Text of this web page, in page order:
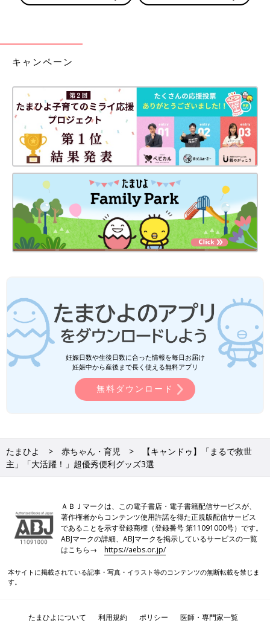
キャンペーン
妊娠日数や生後日数に合った情報を毎日お届け
妊娠中から産後まで長く使える無料アプリ
無料ダウンロード
たまひよ 赤ちゃん・育児
【キャンドゥ】「まるで救世
主」「大活躍！」超優秀便利グッズ3選
ＡＢＪマークは、この電子書店・電子書籍配信サービスが、
著作権者からコンテンツ使用許諾を得た正規版配信サービス
であることを示す登録商標（登録番号 第11091000号）です。
ABJマークの詳細、ABJマークを掲示しているサービスの一覧
はこちら→https://aebs.or.jp/
本サイトに掲載されている記事・写真・イラスト等のコンテンツの無断転載を禁じま
す。
たまひよについて 利用規約 ポリシー
医師・専門家一覧